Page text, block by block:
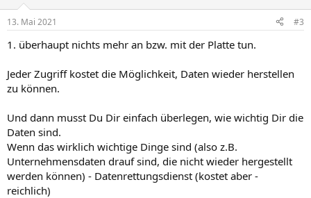
e
13. Mai 2021 #3
1. überhaupt nichts mehr an bzw. mit der Platte tun.
Jeder Zugriff kostet die Möglichkeit, Daten wieder herstellen
zu können.
Und dann musst Du Dir einfach überlegen, wie wichtig Dir die
Daten sind.
Wenn das wirklich wichtige Dinge sind (also z.B.
Unternehmensdaten drauf sind, die nicht wieder hergestellt
werden können) - Datenrettungsdienst (kostet aber -
reichlich)